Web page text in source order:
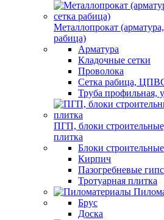
Металлопрокат
рабица)
Арматура
Кладочные сетки
Проволока
Сетка рабица,
Труба профильная,
ПГП, блоки
плитка
Блоки строительные
Кирпич
Пазогребневые
Тротуарная плитка
Брус
Доска